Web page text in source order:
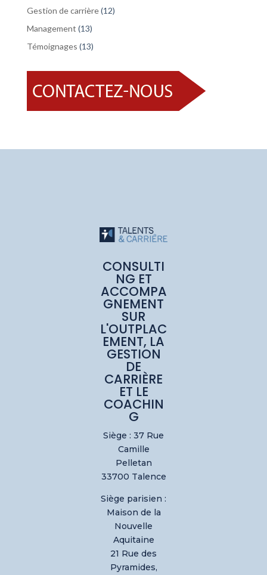
Gestion de carrière(12)
Management (13)
Témoignages (13)
CONSULTI
NG ET
ACCOMPA
GNEMENT
SUR
L'OUTPLAC
EMENT, LA
GESTION
DE
CARRIÈRE
ET LE
COACHIN
G
Siège : 37 Rue
Camille
Pelletan
33700 Talence
Siège parisien :
Maison de la
Nouvelle
Aquitaine
21 Rue des
Pyramides,